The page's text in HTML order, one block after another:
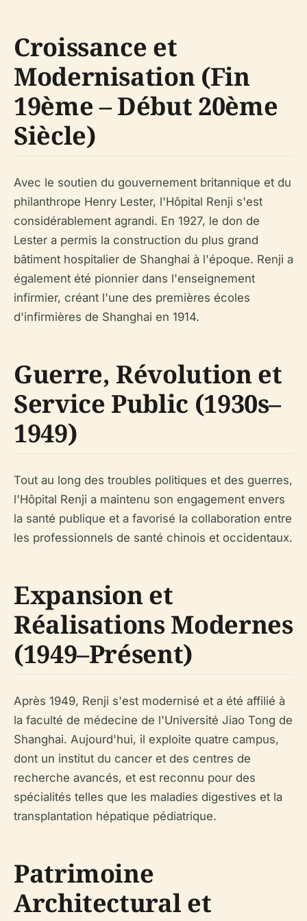
Croissance et
Modernisation (Fin
19ème – Début 20ème
Siècle)
Avec le soutien du gouvernement britannique et du
philanthrope Henry Lester, l'Hôpital Renji s'est
considérablement agrandi. En 1927, le don de
Lester a permis la construction du plus grand
bâtiment hospitalier de Shanghai à l'époque. Renji a
également été pionnier dans l'enseignement
infirmier, créant l'une des premières écoles
d'infirmières de Shanghai en 1914.
Guerre, Révolution et
Service Public (1930s–
1949)
Tout au long des troubles politiques et des guerres,
l'Hôpital Renji a maintenu son engagement envers
la santé publique et a favorisé la collaboration entre
les professionnels de santé chinois et occidentaux.
Expansion et
Réalisations Modernes
(1949–Présent)
Après 1949, Renji s'est modernisé et a été affilié à
la faculté de médecine de l'Université Jiao Tong de
Shanghai. Aujourd'hui, il exploite quatre campus,
dont un institut du cancer et des centres de
recherche avancés, et est reconnu pour des
spécialités telles que les maladies digestives et la
transplantation hépatique pédiatrique.
Patrimoine
Architectural et